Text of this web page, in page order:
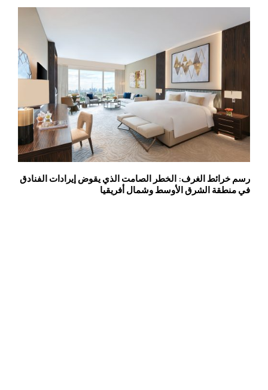
رسم خرائط الغرف: الخطر الصامت الذي يقوض إيرادات الفنادق
في منطقة الشرق الأوسط وشمال أفريقيا